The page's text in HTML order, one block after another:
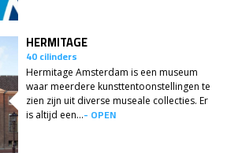
HERMITAGE
40 cilinders
Hermitage Amsterdam is een museum
waar meerdere kunsttentoonstellingen te
zien zijn uit diverse museale collecties. Er
is altijd een...- OPEN